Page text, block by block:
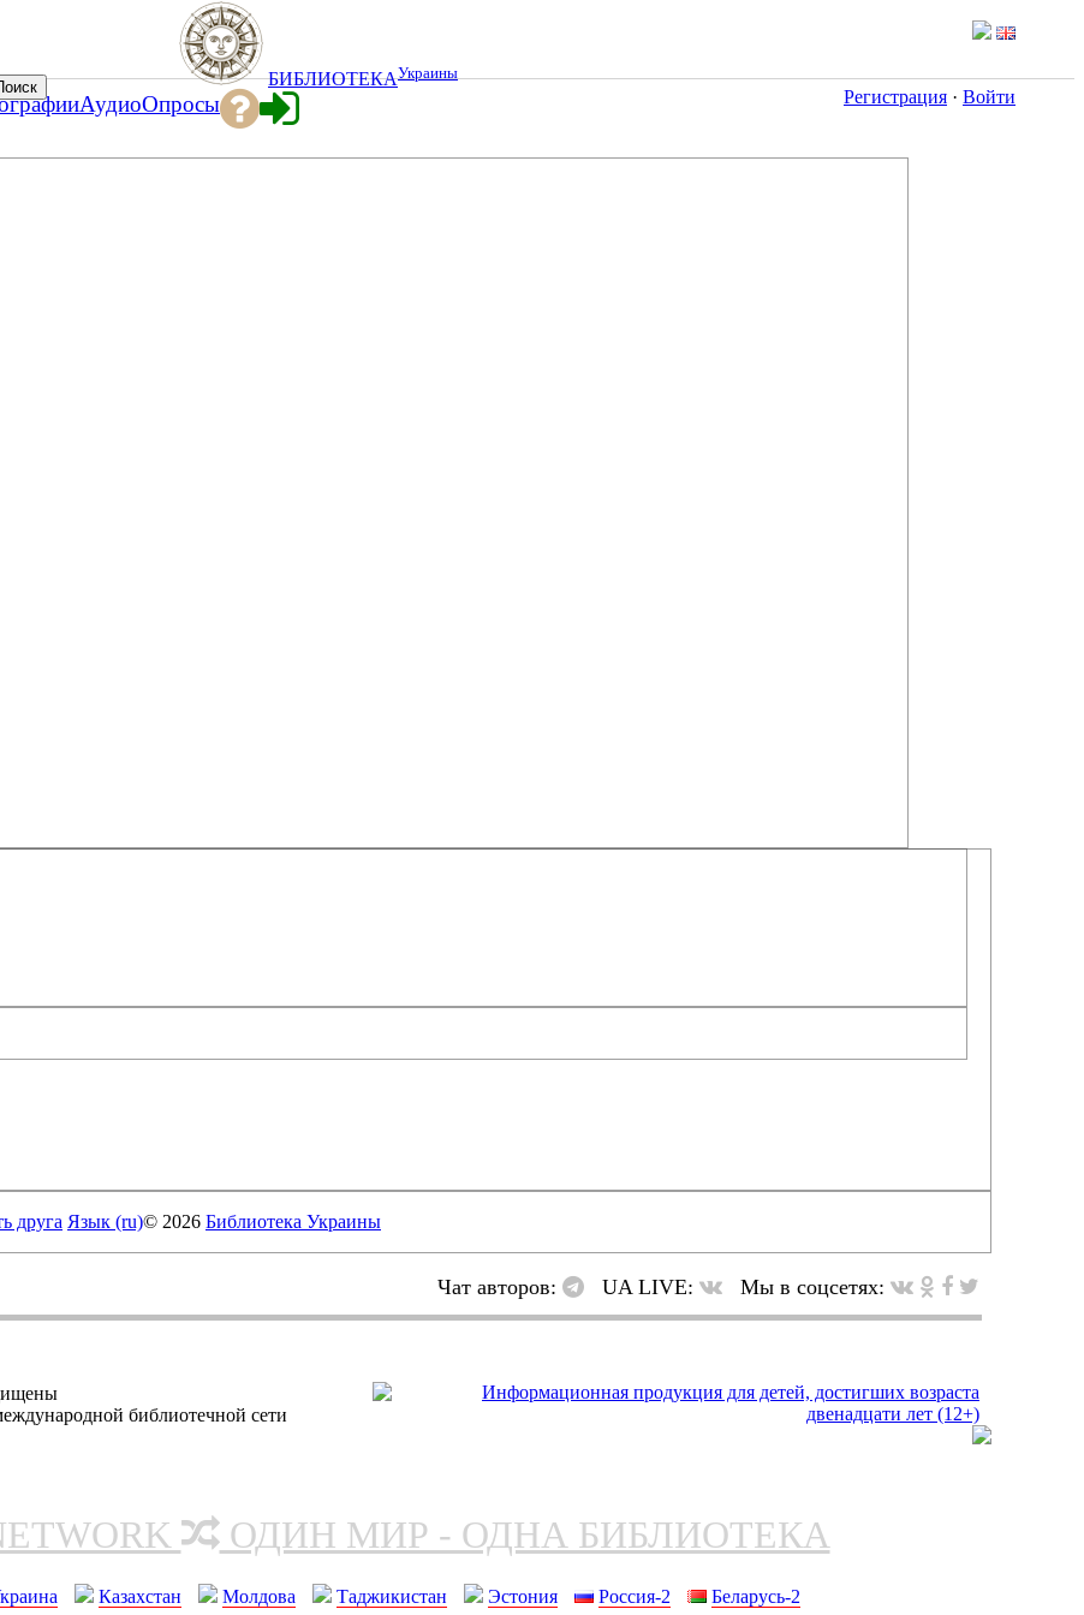
БИБЛИОТЕКАУкраины
Регистрация · Войти
АудиоОпросы
друга Язык (ru)© 2026 Библиотека Украины
Чат авторов: UA LIVE: Мы в соцсетях:
библиотечной сети
ОДИН МИР - ОДНА БИБЛИОТЕКА
Казахстан Молдова Таджикистан Эстония Россия-2 Беларусь-2